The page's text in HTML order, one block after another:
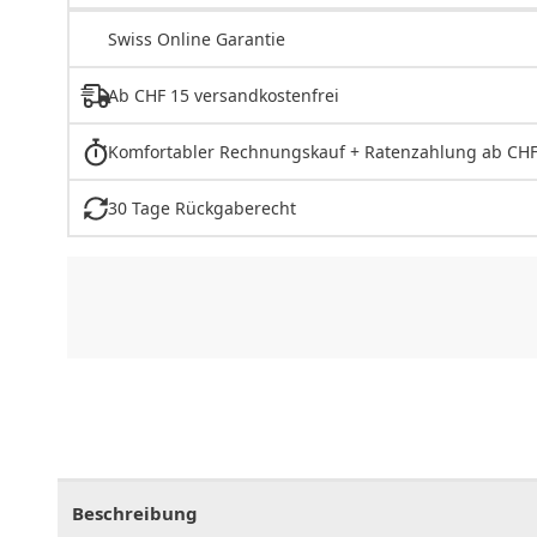
Swiss Online Garantie
Ab CHF 15 versandkostenfrei
Komfortabler Rechnungskauf + Ratenzahlung ab
30 Tage Rückgaberecht
Beschreibung